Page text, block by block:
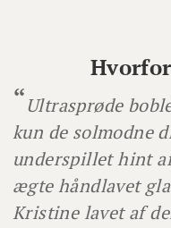
Ultrasprøde
kun de solmodne
underspillet hint
ægte håndlavet
Kristine lavet af